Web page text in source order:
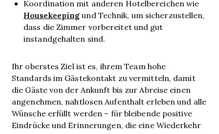
Koordination mit anderen Hotelbereichen wie
Housekeepingund Technik, um sicherzustellen,
dass die Zimmer vorbereitet und gut
instandgehalten sind.
Ihr oberstes Ziel ist es, ihrem Team hohe
Standards im Gästekontakt zu vermitteln, damit
die Gäste von der Ankunft bis zur Abreise einen
angenehmen, nahtlosen Aufenthalt erleben und alle
Wünsche erfüllt werden – für bleibende positive
Eindrücke und Erinnerungen, die eine Wiederkehr